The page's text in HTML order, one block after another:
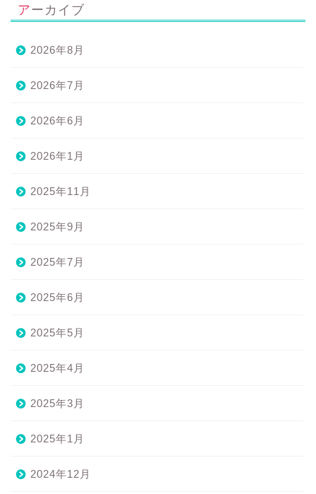
アーカイブ
2026年8月
2026年7月
2026年6月
2026年1月
2025年11月
2025年9月
2025年7月
2025年6月
2025年5月
2025年4月
2025年3月
2025年1月
2024年12月